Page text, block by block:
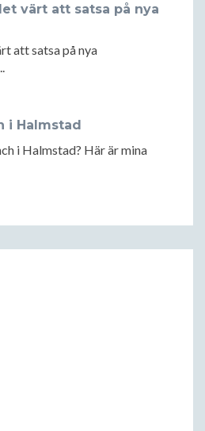
värt att satsa på nya
att satsa på nya
i Halmstad
i Halmstad? Här är mina